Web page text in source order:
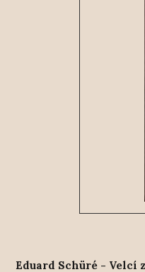
Eduard Schüré - Velcí